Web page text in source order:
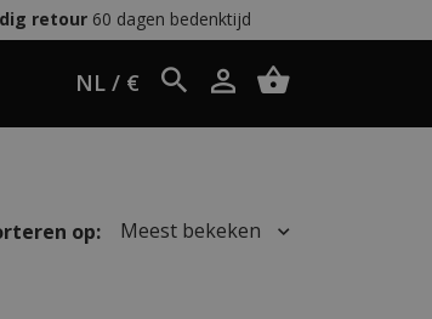
retour60 dagen bedenktijd
NL / €
op: Meest bekeken